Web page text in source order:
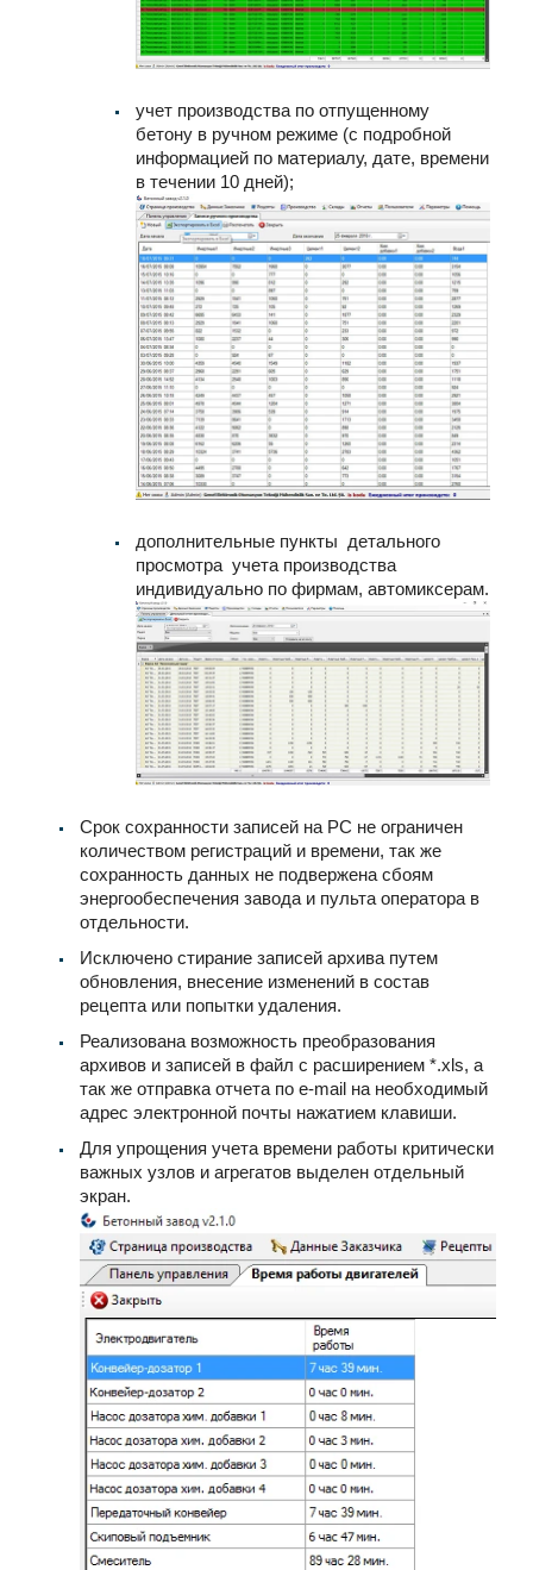
учет производства по отпущенному
бетону в ручном режиме (с подробной
информацией по материалу, дате, времени
в течении 10 дней);
дополнительные пункты детального
просмотра учета производства
индивидуально по фирмам, автомиксерам.
Срок сохранности записей на PC не ограничен
количеством регистраций и времени, так же
сохранность данных не подвержена сбоям
энергообеспечения завода и пульта оператора в
отдельности.
Исключено стирание записей архива путем
обновления, внесение изменений в состав
рецепта или попытки удаления.
Реализована возможность преобразования
архивов и записей в файл с расширением *.xls, а
так же отправка отчета по e-mail на необходимый
адрес электронной почты нажатием клавиши.
Для упрощения учета времени работы критически
важных узлов и агрегатов выделен отдельный
экран.